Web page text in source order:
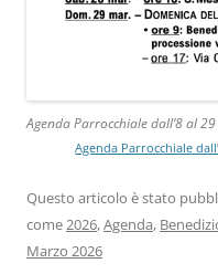
Agenda Parrocchiale dall’8 al
Agenda Parrocchiale
Questo articolo è stato
come 2026,Agenda,
Marzo 2026